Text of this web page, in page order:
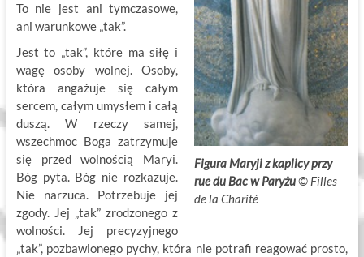
Figura Maryji z kaplicy przy
rue du Bac w Paryżu© Filles
de la Charité
To nie jest ani tymczasowe,
ani warunkowe „tak”.
Jest to „tak”, które ma siłę i
wagę osoby wolnej. Osoby,
która angażuje się całym
sercem, całym umysłem i całą
duszą. W rzeczy samej,
wszechmoc Boga zatrzymuje
się przed wolnością Maryi.
Bóg pyta. Bóg nie rozkazuje.
Nie narzuca. Potrzebuje jej
zgody. Jej „tak” zrodzonego z
wolności. Jej precyzyjnego
„tak”, pozbawionego pychy, która nie potrafi reagować prosto,